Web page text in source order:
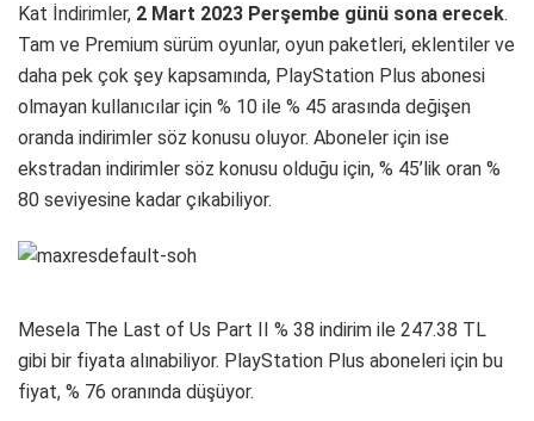
Kat İndirimler, 2 Mart 2023 Perşembe günü sona erecek.
Tam ve Premium sürüm oyunlar, oyun paketleri, eklentiler ve
daha pek çok şey kapsamında, PlayStation Plus abonesi
olmayan kullanıcılar için % 10 ile % 45 arasında değişen
oranda indirimler söz konusu oluyor. Aboneler için ise
ekstradan indirimler söz konusu olduğu için, % 45’lik oran %
80 seviyesine kadar çıkabiliyor.
Mesela The Last of Us Part II % 38 indirim ile 247.38 TL
gibi bir fiyata alınabiliyor. PlayStation Plus aboneleri için bu
fiyat, % 76 oranında düşüyor.